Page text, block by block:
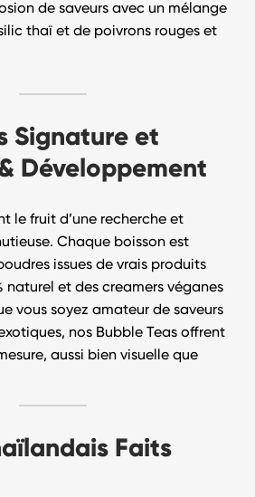
de saveurs avec un mélange
thaï et de poivrons rouges et
Signature et
Développement
le fruit d’une recherche et
. Chaque boisson est
issues de vrais produits
naturel et des creamers véganes
vous soyez amateur de saveurs
nos Bubble Teas offrent
, aussi bien visuelle que
Faits